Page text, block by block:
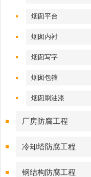
烟囱平台
烟囱内衬
烟囱写字
烟囱包箍
烟囱刷油漆
厂房防腐工程
冷却塔防腐工程
钢结构防腐工程